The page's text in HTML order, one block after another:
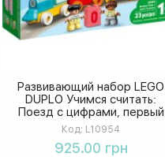
Развивающий набор LEGO
DUPLO Учимся считать:
Поезд с цифрами, первый
конструктор для малышей
Код: L10954
925.00 грн
Купить